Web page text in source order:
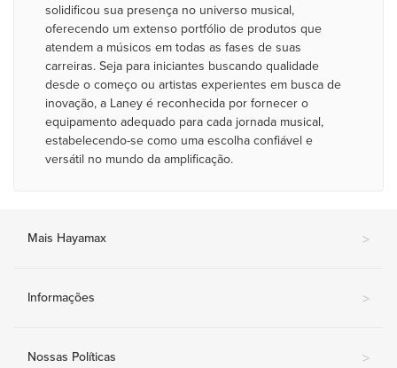
solidificou sua presença no universo musical,
oferecendo um extenso portfólio de produtos que
atendem a músicos em todas as fases de suas
carreiras. Seja para iniciantes buscando qualidade
desde o começo ou artistas experientes em busca de
inovação, a Laney é reconhecida por fornecer o
equipamento adequado para cada jornada musical,
estabelecendo-se como uma escolha confiável e
versátil no mundo da amplificação.
Mais Hayamax >
Informações >
Nossas Políticas >